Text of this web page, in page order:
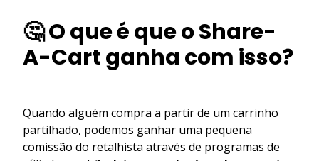
🤔 O que é que o Share-
A-Cart ganha com isso?
Quando alguém compra a partir de um carrinho
partilhado, podemos ganhar uma pequena
comissão do retalhista através de programas de